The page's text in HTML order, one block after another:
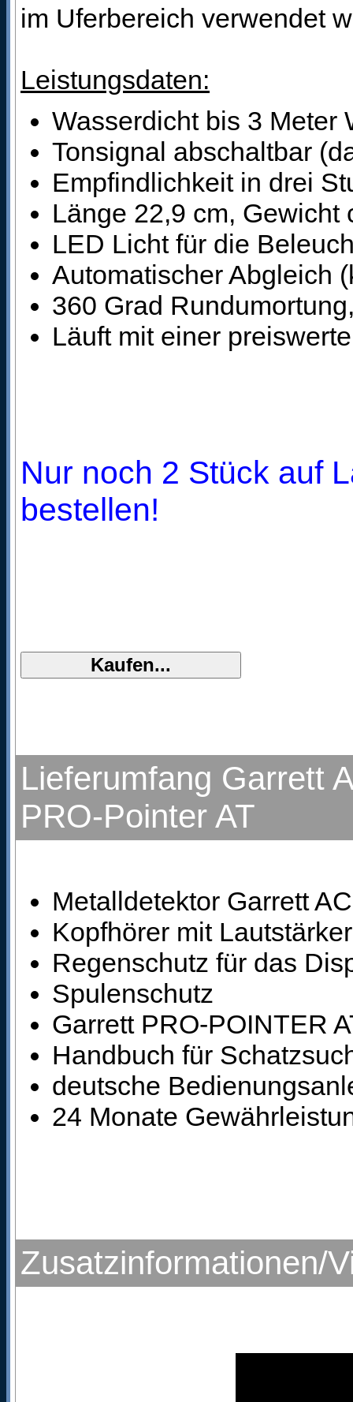
im Uferbereich verwendet
Leistungsdaten:
Wasserdicht bis 3 Meter
Tonsignal abschaltbar
Empfindlichkeit in drei
Länge 22,9 cm, Gewicht
LED Licht für die
Automatischer Abgleich
360 Grad
Läuft mit einer
Nur noch 2 Stück auf
bestellen!
Lieferumfang Garrett
PRO-Pointer AT
Metalldetektor Garrett
Kopfhörer mit
Regenschutz für das
Spulenschutz
Garrett PRO-POINTER
Handbuch für
deutsche
24 Monate
Zusatzinformationen/